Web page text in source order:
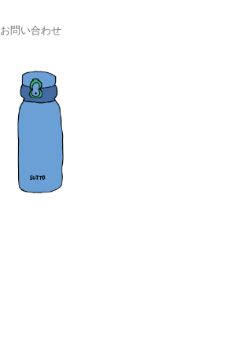
お問い合わせ